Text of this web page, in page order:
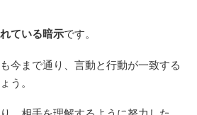
ている暗示です。
今まで通り、言動と行動が一致する
う。